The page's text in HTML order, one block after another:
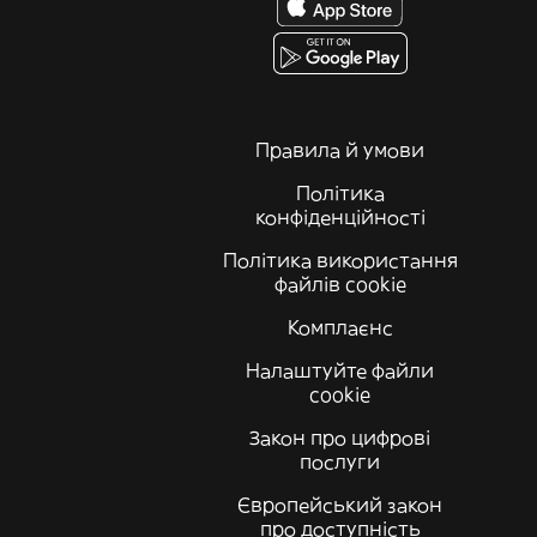
Правила й умови
Політика
конфіденційності
Політика використання
файлів cookie
Комплаєнс
Налаштуйте файли
cookie
Закон про цифрові
послуги
Європейський закон
про доступність